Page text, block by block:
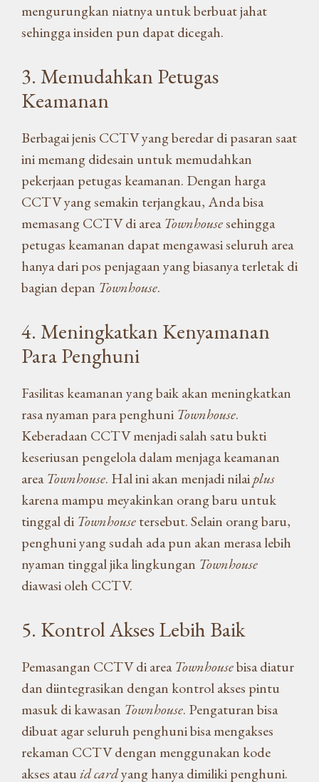
mengurungkan niatnya untuk berbuat jahat
sehingga insiden pun dapat dicegah.
3. Memudahkan Petugas
Keamanan
Berbagai jenis CCTV yang beredar di pasaran saat
ini memang didesain untuk memudahkan
pekerjaan petugas keamanan. Dengan harga
CCTV yang semakin terjangkau, Anda bisa
memasang CCTV di areaTownhousesehingga
petugas keamanan dapat mengawasi seluruh area
hanya dari pos penjagaan yang biasanya terletak di
bagian depan Townhouse.
4. Meningkatkan Kenyamanan
Para Penghuni
Fasilitas keamanan yang baik akan meningkatkan
rasa nyaman para penghuni Townhouse.
Keberadaan CCTV menjadi salah satu bukti
keseriusan pengelola dalam menjaga keamanan
areaTownhouse. Hal ini akan menjadi nilaiplus
karena mampu meyakinkan orang baru untuk
tinggal di Townhousetersebut. Selain orang baru,
penghuni yang sudah ada pun akan merasa lebih
nyaman tinggal jika lingkungan Townhouse
diawasi oleh CCTV.
5. Kontrol Akses Lebih Baik
Pemasangan CCTV di areaTownhousebisa diatur
dan diintegrasikan dengan kontrol akses pintu
masuk di kawasan Townhouse. Pengaturan bisa
dibuat agar seluruh penghuni bisa mengakses
rekaman CCTV dengan menggunakan kode
akses atauid cardyang hanya dimiliki penghuni.